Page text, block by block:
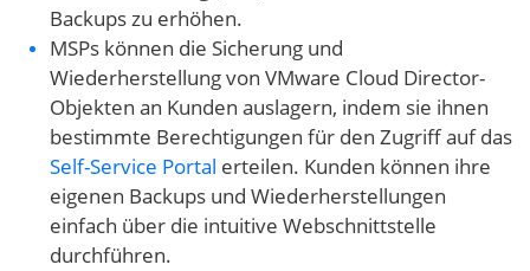
Backups zu erhöhen.
MSPs können die Sicherung und
Wiederherstellung von VMware Cloud Director-
Objekten an Kunden auslagern, indem sie ihnen
bestimmte Berechtigungen für den Zugriff auf das
Self-Service Portal erteilen. Kunden können ihre
eigenen Backups und Wiederherstellungen
einfach über die intuitive Webschnittstelle
durchführen.